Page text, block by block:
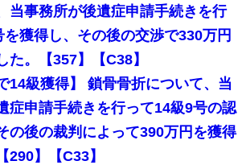
当事務所が後遺症申請手続きを行
を獲得し、その後の交渉で330万円
た。【357】【C38】
14級獲得】 鎖骨骨折について、当
症申請手続きを行って14級9号の認
の後の裁判によって390万円を獲得
290】【C33】